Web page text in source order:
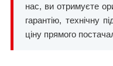
нас, ви отримуєте
гарантію, технічну
ціну прямого